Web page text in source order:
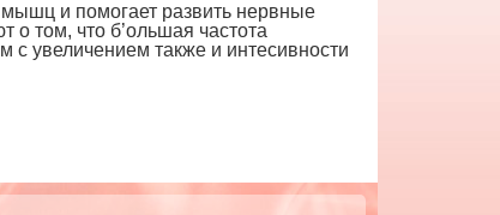
и помогает развить нервные
о том, что б’ольшая частота
с увеличением также и интесивности